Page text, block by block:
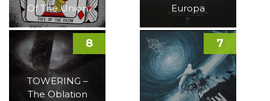
Of The Union
Europa
TOWERING –
The Oblation
8 7